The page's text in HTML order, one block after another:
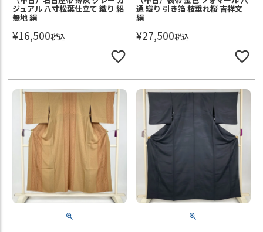
ジュアル 八寸松葉仕立て 織り 絽
無地 絹
¥16,500税込
通 織り 引き箔 枝垂れ桜 吉祥文
絹
¥27,500税込